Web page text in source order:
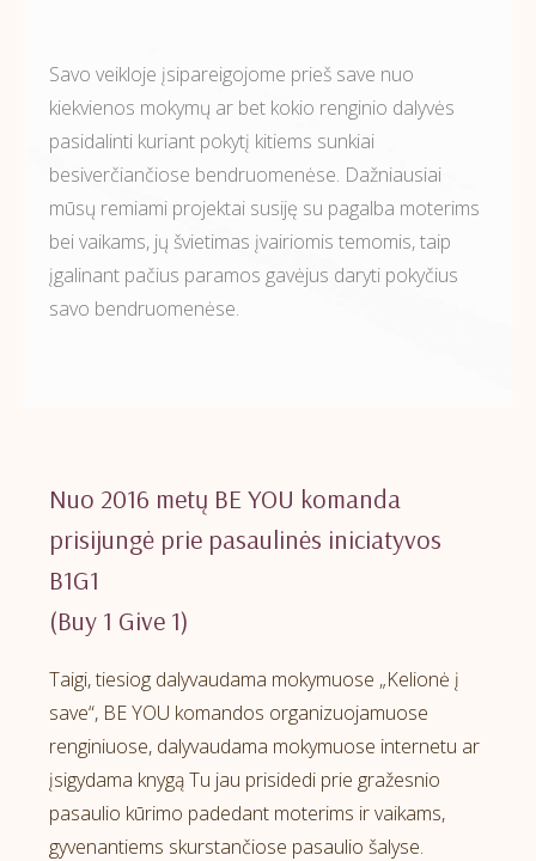
Savo veikloje įsipareigojome prieš save nuo
kiekvienos mokymų ar bet kokio renginio dalyvės
pasidalinti kuriant pokytį kitiems sunkiai
besiverčiančiose bendruomenėse. Dažniausiai
mūsų remiami projektai susiję su pagalba moterims
bei vaikams, jų švietimas įvairiomis temomis, taip
įgalinant pačius paramos gavėjus daryti pokyčius
savo bendruomenėse.
Nuo 2016 metų BE YOU komanda
prisijungė prie pasaulinės iniciatyvos
B1G1
(Buy 1 Give 1)
Taigi, tiesiog dalyvaudama mokymuose „Kelionė į
save“, BE YOU komandos organizuojamuose
renginiuose, dalyvaudama mokymuose internetu ar
įsigydama knygą Tu jau prisidedi prie gražesnio
pasaulio kūrimo padedant moterims ir vaikams,
gyvenantiems skurstančiose pasaulio šalyse.